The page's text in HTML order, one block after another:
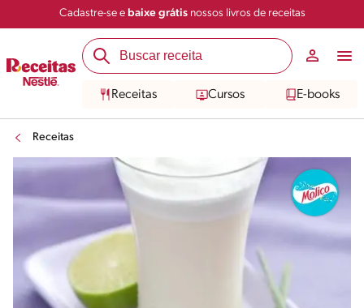
Cadastre-se e baixe grátisnossos livros de receitas
Receitas Cursos E-books
Receitas
Salvar Compartilhar